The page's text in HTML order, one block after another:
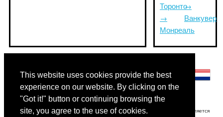
This website uses cookies provide the best
experience on our website. By clicking on the
"Got it!" button or continuing browsing the
site, you agree to the use of cookies.
Торонто
→
Монреаль
→
Ванкувер
Отказ от ответственности: Информация, отображаемая на этом сайте, является